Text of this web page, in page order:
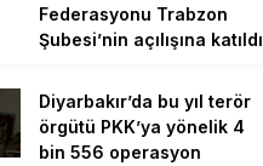
Federasyonu Trabzon
Şubesi’nin açılışına katıldı
Diyarbakır’da bu yıl terör
örgütü PKK’ya yönelik 4
bin 556 operasyon